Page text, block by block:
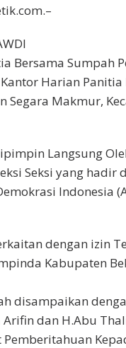
Bersama Sumpah
Harian
Segara Makmur,
Langsung
Seksi yang
Indonesia
dengan izin
Kabupaten
disampaikan
dan H.Abu